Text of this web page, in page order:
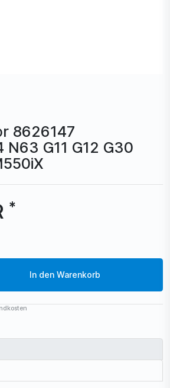
8626147
G11 G12 G30
*
In den Warenkorb